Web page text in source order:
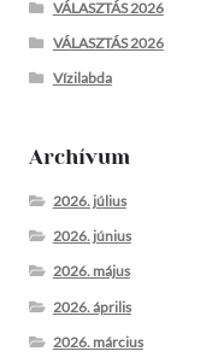
VÁLASZTÁS 2026
VÁLASZTÁS 2026
Vízilabda
Archívum
2026. július
2026. június
2026. május
2026. április
2026. március